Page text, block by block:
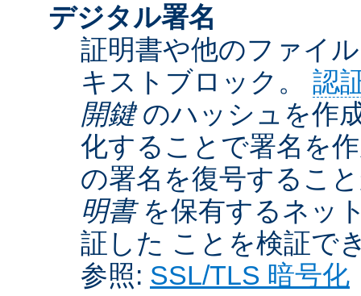
デジタル署名
証明書や他のファイ
キストブロック。 認
開鍵のハッシュを作
化することで署名を
の署名を復号するこ
明書を保有するネッ
証した ことを検証で
参照: SSL/TLS 暗号化